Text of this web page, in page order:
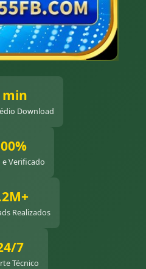
min
Download
e Verificado
Realizados
7
Técnico